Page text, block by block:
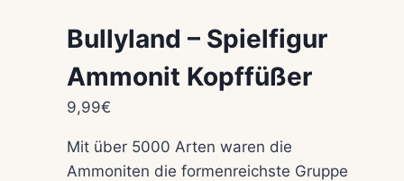
Bullyland – Spielfigur
Ammonit Kopffüßer
9,99€
Mit über 5000 Arten waren die
Ammoniten die formenreichste Gruppe